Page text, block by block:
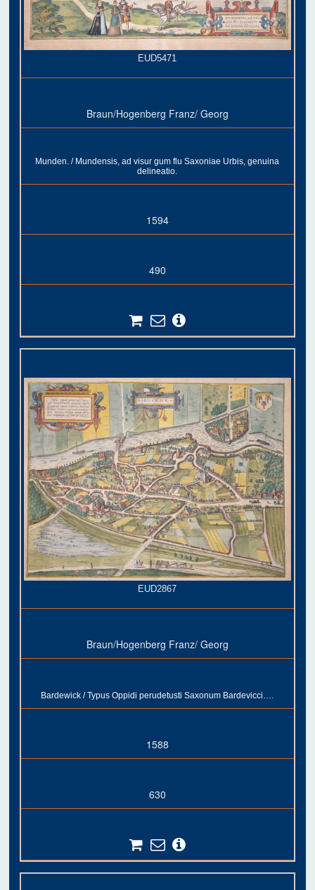
EUD5471
Braun/Hogenberg Franz/ Georg
Munden. / Mundensis, ad visur gum flu Saxoniae Urbis, genuina
delineatio.
1594
490
EUD2867
Braun/Hogenberg Franz/ Georg
Bardewick / Typus Oppidi perudetusti Saxonum Bardevicci….
1588
630